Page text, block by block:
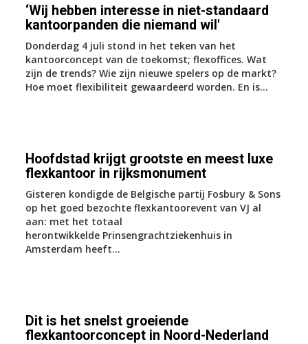
‘Wij hebben interesse in niet-standaard
kantoorpanden die niemand wil'
Donderdag 4 juli stond in het teken van het
kantoorconcept van de toekomst; flexoffices. Wat
zijn de trends? Wie zijn nieuwe spelers op de markt?
Hoe moet flexibiliteit gewaardeerd worden. En is...
Hoofdstad krijgt grootste en meest luxe
flexkantoor in rijksmonument
Gisteren kondigde de Belgische partij Fosbury & Sons
op het goed bezochte flexkantoorevent van VJ al
aan: met het totaal
herontwikkelde Prinsengrachtziekenhuis in
Amsterdam heeft...
Dit is het snelst groeiende
flexkantoorconcept in Noord-Nederland